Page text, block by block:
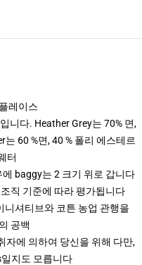
레이스
니다. Heather Grey는 70% 면,
60 %면, 40 % 폴리 에스테르
터
baggy는 2 크기 위로 갑니다
직 기준에 따라 평가됩니다
니셔티브와 코튼 농업 관행을
공백
자에 의하여 당신을 위해 다만,
지도 모릅니다